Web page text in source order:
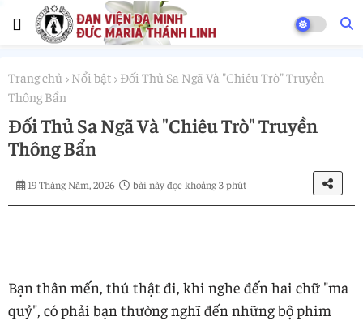
Trang chủ Nổi bật Đối Thủ Sa Ngã Và "Chiêu Trò" Truyền
Thông Bẩn
Đối Thủ Sa Ngã Và "Chiêu Trò" Truyền
Thông Bẩn
19 Tháng Năm, 2026 bài này đọc khoảng 3 phút
Bạn thân mến, thú thật đi, khi nghe đến hai chữ "ma
quỷ", có phải bạn thường nghĩ đến những bộ phim